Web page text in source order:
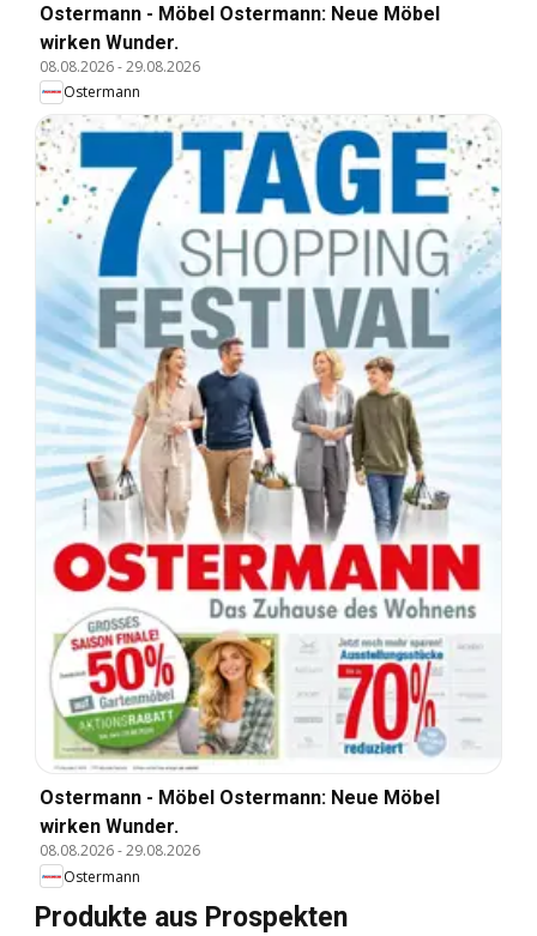
Ostermann - Möbel Ostermann: Neue Möbel
wirken Wunder.
08.08.2026-29.08.2026
Ostermann
Ostermann - Möbel Ostermann: Neue Möbel
wirken Wunder.
08.08.2026-29.08.2026
Ostermann
Produkte aus Prospekten